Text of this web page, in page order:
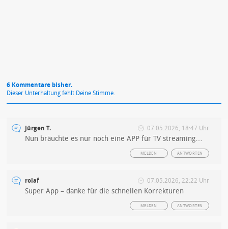
6 Kommentare bisher.
Dieser Unterhaltung fehlt Deine Stimme.
Jürgen T. 07.05.2026, 18:47 Uhr
Nun bräuchte es nur noch eine APP für TV streaming…
ANTWORTEN
MELDEN
rolaf 07.05.2026, 22:22 Uhr
Super App – danke für die schnellen Korrekturen
ANTWORTEN
MELDEN